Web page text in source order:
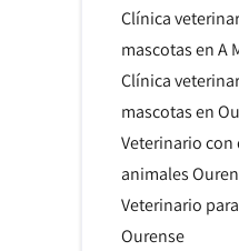
Clínica
mascotas en A
Clínica
mascotas en
Veterinario
animales
Veterinario
Ourense